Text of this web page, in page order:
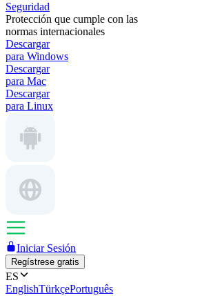
Seguridad
Protección que cumple con las
normas internacionales
Descargar
para Windows
Descargar
para Mac
Descargar
para Linux
Iniciar Sesión
Regístrese gratis
ES
EnglishTürkçePortuguês